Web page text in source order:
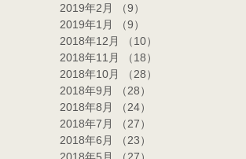
2019年2月
（9）
2019年1月
（9）
2018年12月
（10）
2018年11月
（18）
2018年10月
（28）
2018年9月
（28）
2018年8月
（24）
2018年7月
（27）
2018年6月
（23）
2018年5月
（27）